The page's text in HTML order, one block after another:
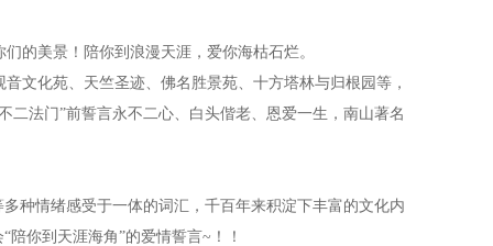
美景！陪你到浪漫天涯，爱你海枯石烂。
化苑、天竺圣迹、佛名胜景苑、十方塔林与归根园等，
法门”前誓言永不二心、白头偕老、恩爱一生，南山著名
情绪感受于一体的词汇，千百年来积淀下丰富的文化内
你到天涯海角”的爱情誓言~！！